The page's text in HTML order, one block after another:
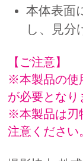
本体表面
し、見分
【ご注意】
※本製品の使
が必要となり
※本製品は刃
注意ください